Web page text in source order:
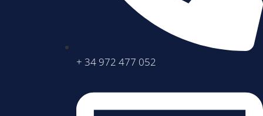
+ 34 972 477 052